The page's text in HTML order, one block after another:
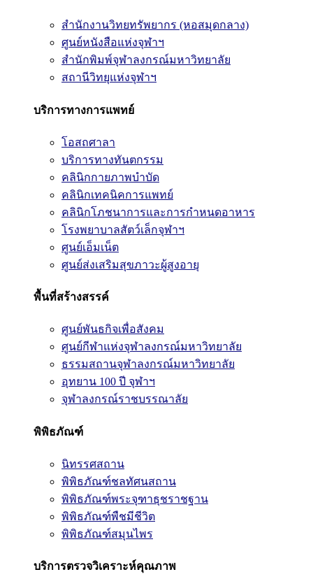
สำนักงานวิทยทรัพยากร (หอสมุดกลาง)
ศูนย์หนังสือแห่งจุฬาฯ
สำนักพิมพ์จุฬาลงกรณ์มหาวิทยาลัย
สถานีวิทยุแห่งจุฬาฯ
บริการทางการแพทย์
โอสถศาลา
บริการทางทันตกรรม
คลินิกกายภาพบำบัด
คลินิกเทคนิคการแพทย์
คลินิกโภชนาการและการกำหนดอาหาร
โรงพยาบาลสัตว์เล็กจุฬาฯ
ศูนย์เอ็มเน็ต
ศูนย์ส่งเสริมสุขภาวะผู้สูงอายุ
พื้นที่สร้างสรรค์
ศูนย์พันธกิจเพื่อสังคม
ศูนย์กีฬาแห่งจุฬาลงกรณ์มหาวิทยาลัย
ธรรมสถานจุฬาลงกรณ์มหาวิทยาลัย
อุทยาน 100 ปี จุฬาฯ
จุฬาลงกรณ์ราชบรรณาลัย
พิพิธภัณฑ์
นิทรรศสถาน
พิพิธภัณฑ์ชลทัศนสถาน
พิพิธภัณฑ์พระจุฑาธุชราชฐาน
พิพิธภัณฑ์พืชมีชีวิต
พิพิธภัณฑ์สมุนไพร
บริการตรวจวิเคราะห์คุณภาพ